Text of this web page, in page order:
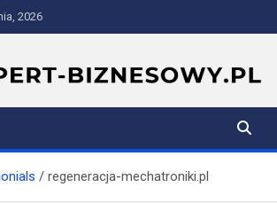
2026
regeneracja-mechatroniki.pl